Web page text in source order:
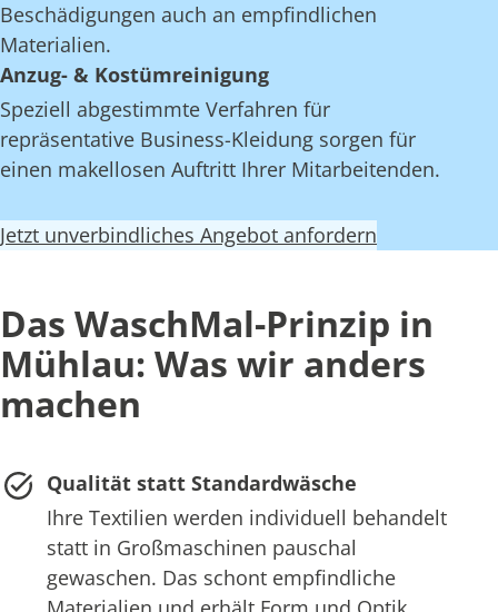
Beschädigungen auch an empfindlichen
Materialien.
Anzug- & Kostümreinigung
Speziell abgestimmte Verfahren für
repräsentative Business-Kleidung sorgen für
einen makellosen Auftritt Ihrer Mitarbeitenden.
Jetzt unverbindliches Angebot anfordern
Das WaschMal-Prinzip in
Mühlau: Was wir anders
machen
Qualität statt Standardwäsche
Ihre Textilien werden individuell behandelt
statt in Großmaschinen pauschal
gewaschen. Das schont empfindliche